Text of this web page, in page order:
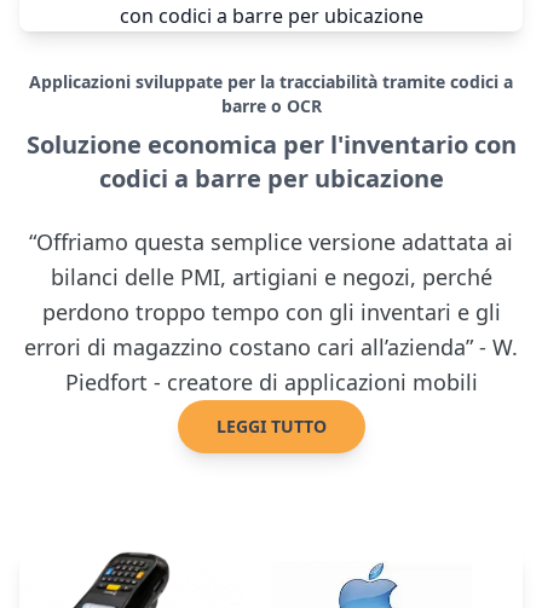
Applicazioni sviluppate per la tracciabilità tramite codici a
barre o OCR
Soluzione economica per l'inventario con
codici a barre per ubicazione
“Offriamo questa semplice versione adattata ai
bilanci delle PMI, artigiani e negozi, perché
perdono troppo tempo con gli inventari e gli
errori di magazzino costano cari all’azienda” - W.
Piedfort - creatore di applicazioni mobili
LEGGI TUTTO